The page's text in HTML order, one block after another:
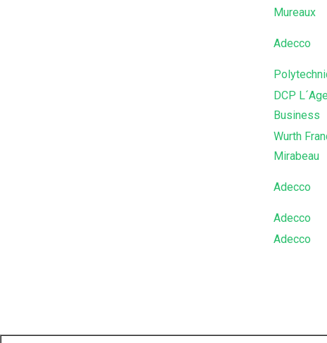
Mureaux
Adecco
DCP
Business
Wurth
Mirabeau
Adecco
Adecco
Adecco